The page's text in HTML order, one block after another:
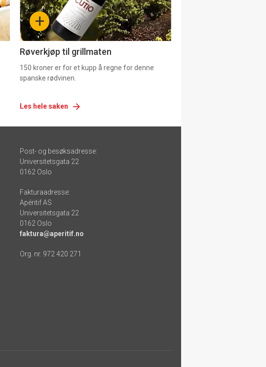
-
6 +
Røverkjøp til grillmaten
150 kroner er for et kupp å regne for denne
spanske rødvinen.
Les hele saken
Post- og besøksadresse:
Universitetsgata 22
0162 Oslo
Fakturaadresse:
Apéritif AS
Universitetsgata 22
0162 Oslo
faktura@aperitif.no
Org. nr. 972 420 271